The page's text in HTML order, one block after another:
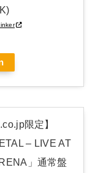
(DELUXE
JAPAN EDITION
限定】
– LIVE AT
」通常盤